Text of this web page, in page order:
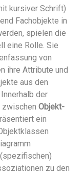
kursiver Schrift)
Fachobjekte in
spielen die
eine Rolle. Sie
von
ihre Attribute und
aus den
der
zwischen Objekt-
ein
zu den